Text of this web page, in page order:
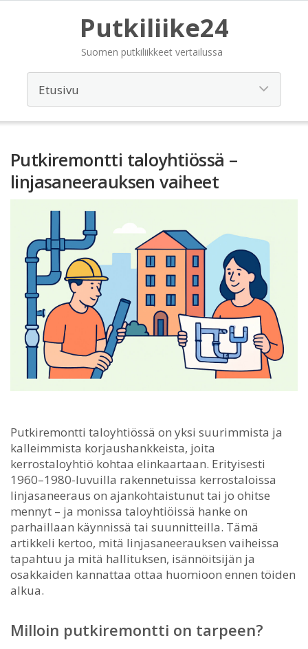
Putkiliike24
Suomen putkiliikkeet vertailussa
Putkiremontti taloyhtiössä –
linjasaneerauksen vaiheet
Putkiremontti taloyhtiössä on yksi suurimmista ja
kalleimmista korjaushankkeista, joita
kerrostaloyhtiö kohtaa elinkaartaan. Erityisesti
1960–1980-luvuilla rakennetuissa kerrostaloissa
linjasaneeraus on ajankohtaistunut tai jo ohitse
mennyt – ja monissa taloyhtiöissä hanke on
parhaillaan käynnissä tai suunnitteilla. Tämä
artikkeli kertoo, mitä linjasaneerauksen vaiheissa
tapahtuu ja mitä hallituksen, isännöitsijän ja
osakkaiden kannattaa ottaa huomioon ennen töiden
alkua.
Milloin putkiremontti on tarpeen?